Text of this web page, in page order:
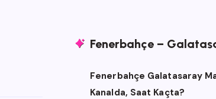
Fenerbahçe –
Fenerbahçe Galatasaray
Kanalda, Saat Kaçta?